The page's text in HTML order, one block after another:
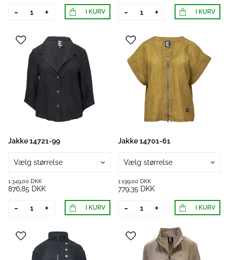
- + I KURV - + I KURV
Jakke 14721-99
Vælg størrelse
1.349,00 DKK
876,85 DKK
- + I KURV
Jakke 14701-61
Vælg størrelse
1.199,00 DKK
779,35 DKK
- + I KURV